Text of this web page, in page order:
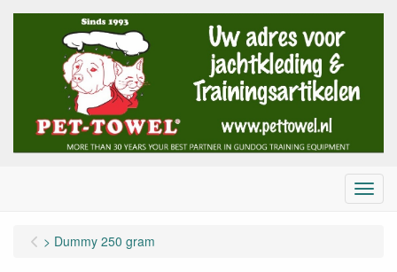
Menu
> Dummy 250 gram